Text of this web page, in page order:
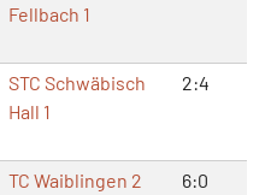
Fellbach 1
STC Schwäbisch
Hall 1
2:4
TC Waiblingen 2 6:0